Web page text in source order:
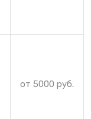
от 5000 руб.